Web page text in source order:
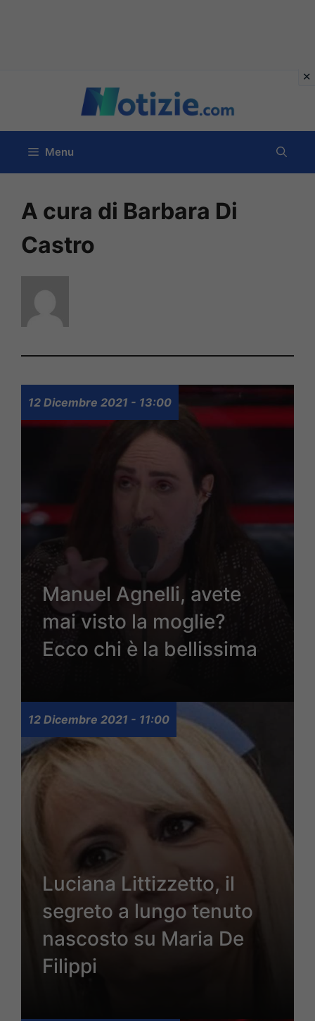
contenuto
Menu
A cura di Barbara Di
Castro
12 Dicembre 2021 - 13:00
Manuel Agnelli, avete
mai visto la moglie?
Ecco chi è la bellissima
12 Dicembre 2021 - 11:00
Luciana Littizzetto, il
segreto a lungo tenuto
nascosto su Maria De
Filippi